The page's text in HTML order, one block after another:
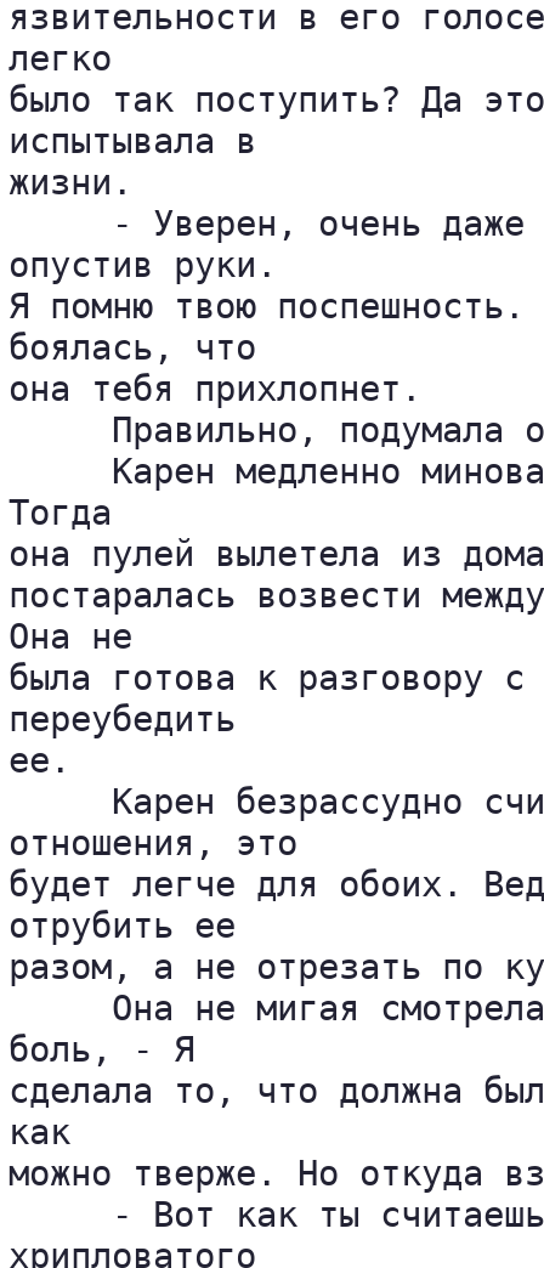
язвительности в его
легко
было так поступить? Да
испытывала в
жизни.
- Уверен, очень
опустив руки.
Я помню твою
боялась, что
она тебя прихлопнет.
Правильно, подумала
Карен медленно
Тогда
она пулей вылетела из
постаралась возвести
Она не
была готова к разговору
переубедить
ее.
Карен безрассудно
отношения, это
будет легче для обоих.
отрубить ее
разом, а не отрезать по
Она не мигая
боль, - Я
сделала то, что должна
как
можно тверже. Но откуда
- Вот как ты
хрипловатого